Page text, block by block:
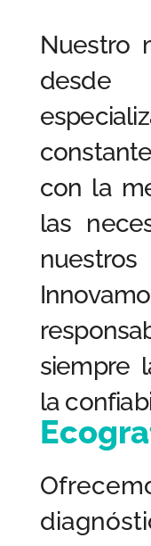
Nuestro
desde
con la
las
siempre
la